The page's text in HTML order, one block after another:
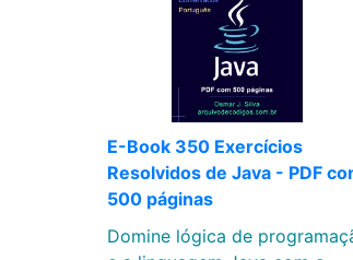
E-Book 350 Exercícios
Resolvidos de Java - PDF
500 páginas
Domine lógica de